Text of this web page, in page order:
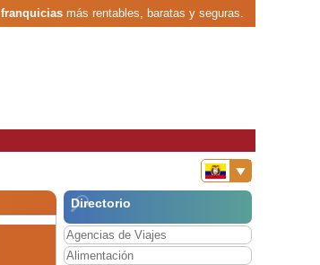
franquiciasmás rentables, baratas y seguras.
Directorio
Agencias de Viajes
Alimentación